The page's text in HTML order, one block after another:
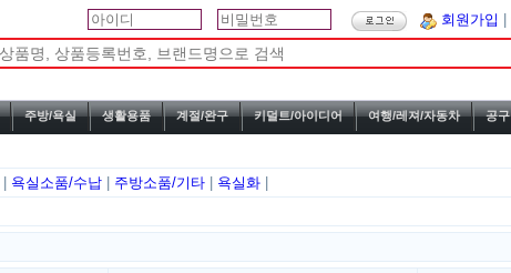
회원가입
주방/욕실 생활용품 계절/완구 키덜트/아이디어 여행/레져/자동차 공구
욕실소품/수납 주방소품/기타 욕실화